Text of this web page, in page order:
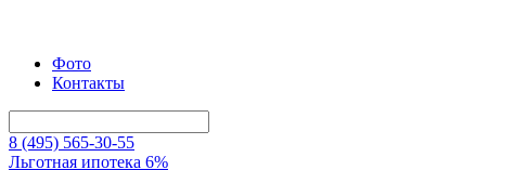
Фото
Контакты
8 (495) 565-30-55
Льготная ипотека 6%